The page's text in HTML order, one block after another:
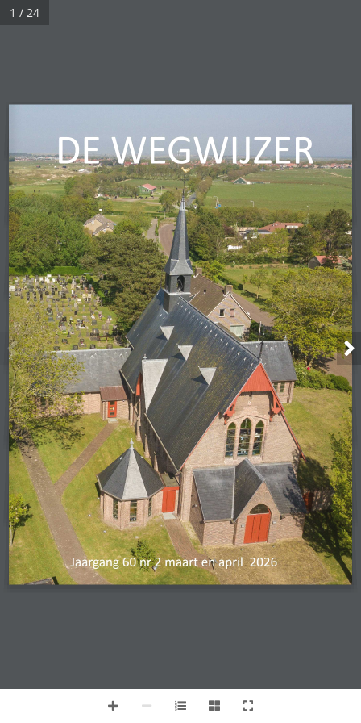
1 / 24